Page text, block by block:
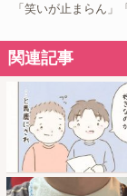
「笑いが止まらん」
関連記事